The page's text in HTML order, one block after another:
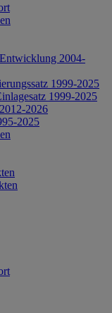
2004-
1999-2025
1999-2025
2026
2025